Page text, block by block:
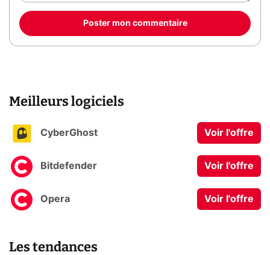
Poster mon commentaire
Meilleurs logiciels
CyberGhost Voir l'offre
Bitdefender Voir l'offre
Opera Voir l'offre
Les tendances